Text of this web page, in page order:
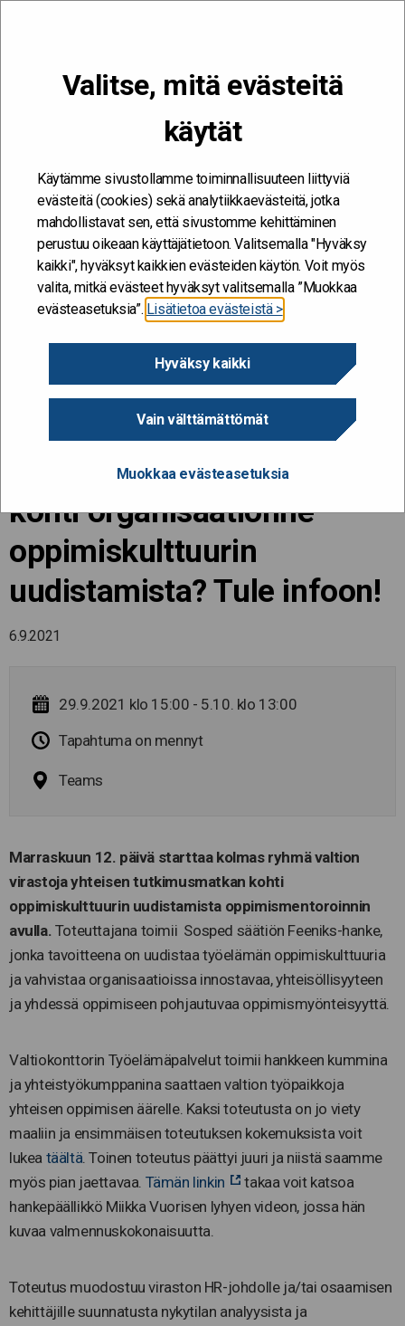
Valitse, mitä evästeitä
käytät
Käytämme sivustollamme toiminnallisuuteen liittyviä
evästeitä (cookies) sekä analytiikkaevästeitä, jotka
mahdollistavat sen, että sivustomme kehittäminen
perustuu oikeaan käyttäjätietoon. Valitsemalla "Hyväksy
kaikki", hyväksyt kaikkien evästeiden käytön. Voit myös
valita, mitkä evästeet hyväksyt valitsemalla ”Muokkaa
evästeasetuksia”. Lisätietoa evästeistä >
Hyväksy kaikki
Vain välttämättömät
Muokkaa evästeasetuksia
Kehitän ja kehityn #töissäSuomelle
Miten olisi marraskuinen lähtö
tutkimusmatkalle kohti organisaationne oppimiskulttuurin
uudistamista? Tule infoon!
Miten olisi marraskuinen
lähtö tutkimusmatkalle
kohti organisaationne
oppimiskulttuurin
uudistamista? Tule infoon!
6.9.2021
29.9.2021 klo 15:00 - 5.10. klo 13:00
Tapahtuma on mennyt
Teams
Marraskuun 12. päivä starttaa kolmas ryhmä valtion
virastoja yhteisen tutkimusmatkan kohti
oppimiskulttuurin uudistamista oppimismentoroinnin
avulla. Toteuttajana toimii Sosped säätiön Feeniks-hanke,
jonka tavoitteena on uudistaa työelämän oppimiskulttuuria
ja vahvistaa organisaatioissa innostavaa, yhteisöllisyyteen
ja yhdessä oppimiseen pohjautuvaa oppimismyönteisyyttä.
Valtiokonttorin Työelämäpalvelut toimii hankkeen kummina
ja yhteistyökumppanina saattaen valtion työpaikkoja
yhteisen oppimisen äärelle. Kaksi toteutusta on jo viety
maaliin ja ensimmäisen toteutuksen kokemuksista voit
lukea täältä . Toinen toteutus päättyi juuri ja niistä saamme
myös pian jaettavaa. Tämän linkin
takaa voit katsoa
hankepäällikkö Miikka Vuorisen lyhyen videon, jossa hän
kuvaa valmennuskokonaisuutta.
Toteutus muodostuu viraston HR-johdolle ja/tai osaamisen
kehittäjille suunnatusta nykytilan analyysista ja